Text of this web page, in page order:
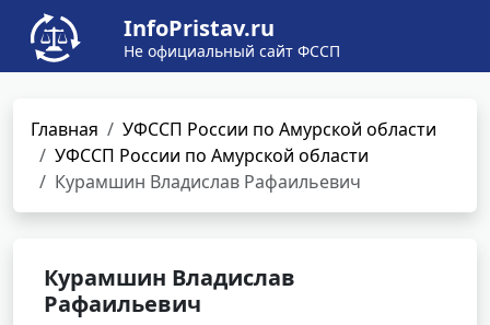
InfoPristav.ru
Не официальный сайт ФССП
Главная
УФССП России по Амурской области
УФССП России по Амурской области
Курамшин Владислав Рафаильевич
Курамшин Владислав
Рафаильевич